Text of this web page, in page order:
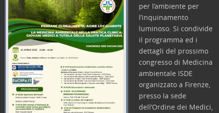
per l’ambiente per
l’inquinamento
luminoso. Si condivide
il programma ed i
dettagli del prossimo
congresso di Medicina
ambientale ISDE
organizzato a Firenze,
presso la sede
dell’Ordine dei Medici,